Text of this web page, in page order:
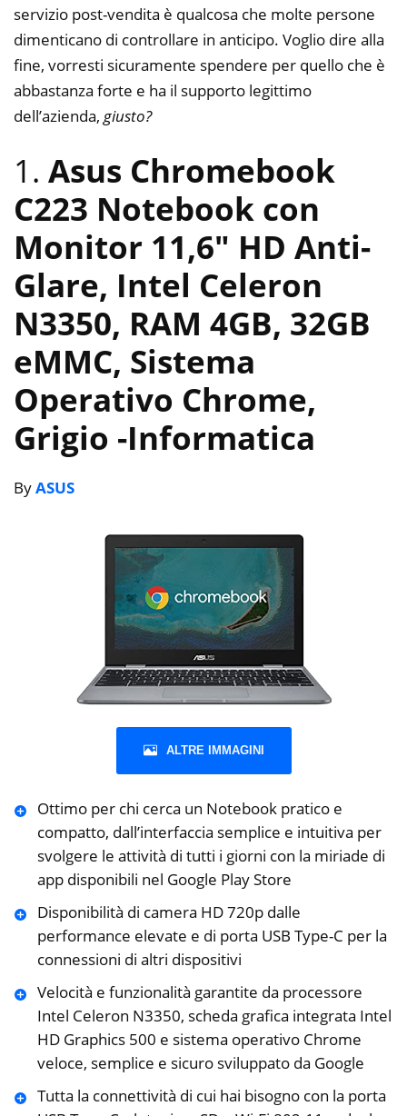
servizio post-vendita è qualcosa che molte persone
dimenticano di controllare in anticipo. Voglio dire alla
fine, vorresti sicuramente spendere per quello che è
abbastanza forte e ha il supporto legittimo
dell’azienda, giusto?
1. Asus Chromebook
C223 Notebook con
Monitor 11,6″ HD Anti-
Glare, Intel Celeron
N3350, RAM 4GB, 32GB
eMMC, Sistema
Operativo Chrome,
Grigio -Informatica
ByASUS
ALTRE IMMAGINI
Ottimo per chi cerca un Notebook pratico e
compatto, dall’interfaccia semplice e intuitiva per
svolgere le attività di tutti i giorni con la miriade di
app disponibili nel Google Play Store
Disponibilità di camera HD 720p dalle
performance elevate e di porta USB Type-C per la
connessioni di altri dispositivi
Velocità e funzionalità garantite da processore
Intel Celeron N3350, scheda grafica integrata Intel
HD Graphics 500 e sistema operativo Chrome
veloce, semplice e sicuro sviluppato da Google
Tutta la connettività di cui hai bisogno con la porta